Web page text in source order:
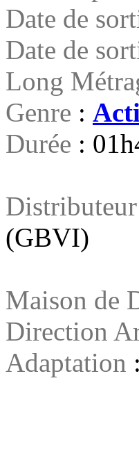
Date de
Date de
Long
Genre :
Durée :
(GBVI)
The
Maison de
Direction
Adaptation